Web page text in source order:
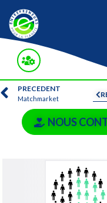
PRECEDENT
Matchmarket
NOUS